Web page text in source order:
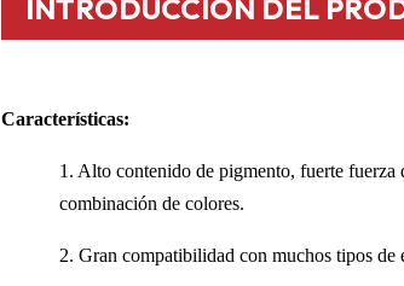
INTRODUCCIÓN DEL
Características:
1. Alto contenido de pigmento, fuerte
combinación de colores.
2. Gran compatibilidad con muchos tipos